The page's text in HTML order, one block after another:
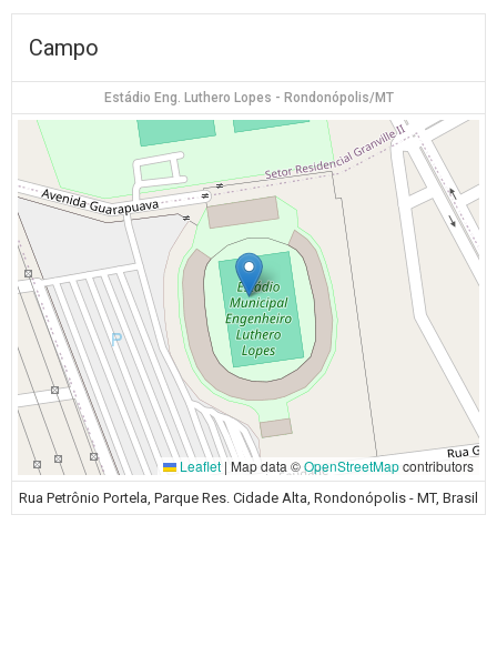
Campo
Estádio Eng. Luthero Lopes - Rondonópolis/MT
Leaflet | Map data ©OpenStreetMapcontributors
Rua Petrônio Portela, Parque Res. Cidade Alta, Rondonópolis - MT, Brasil